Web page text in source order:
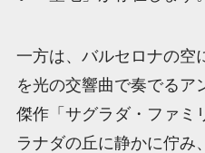
一方は、バルセロナの空
を光の交響曲で奏でるア
傑作「サグラダ・ファミ
ラナダの丘に静かに佇み